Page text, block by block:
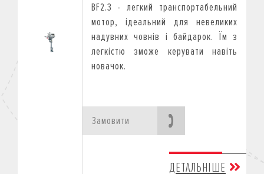
BF2.3 - легкий транспортабельний
мотор, ідеальний для невеликих
надувних човнів і байдарок. Їм з
легкістю зможе керувати навіть
новачок.
Замовити
ДЕТАЛЬНІШЕ